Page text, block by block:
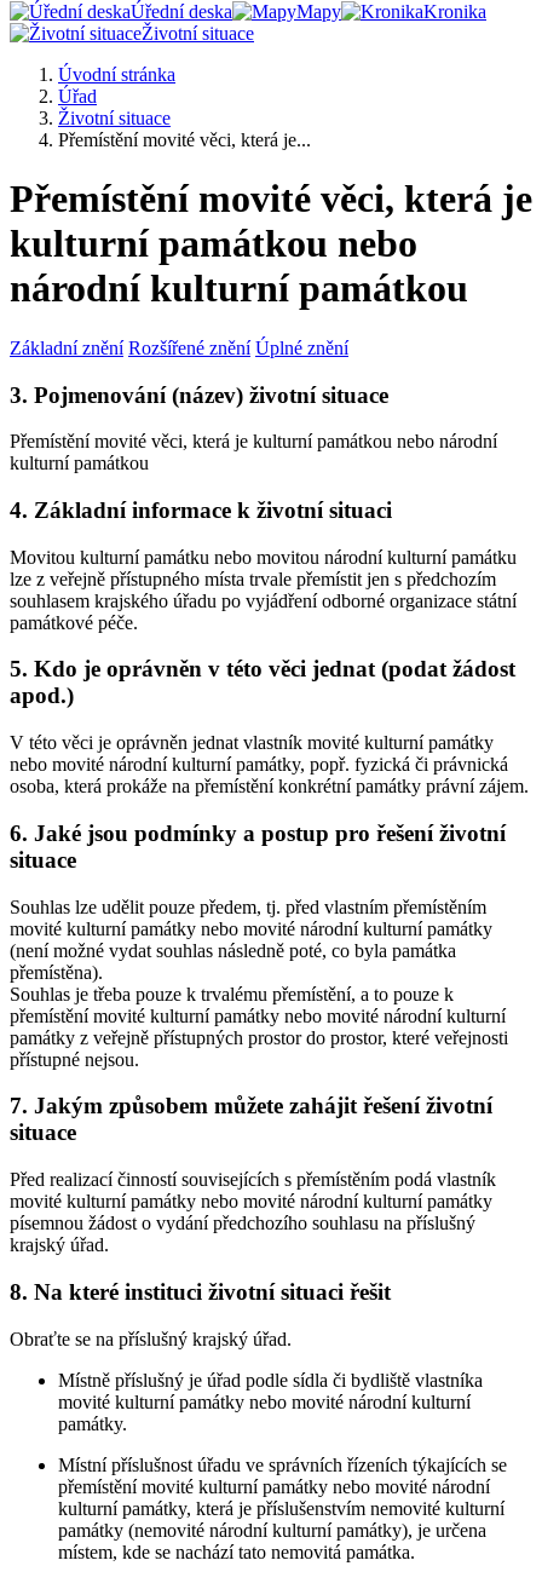
Úřední deska
Mapy
Kronika
Životní situace
Úvodní stránka
Úřad
Životní situace
Přemístění movité věci, která je...
Přemístění movité věci, která je
kulturní památkou nebo
národní kulturní památkou
Základní znění Rozšířené znění Úplné znění
3. Pojmenování (název) životní situace
Přemístění movité věci, která je kulturní památkou nebo národní
kulturní památkou
4. Základní informace k životní situaci
Movitou kulturní památku nebo movitou národní kulturní památku
lze z veřejně přístupného místa trvale přemístit jen s předchozím
souhlasem krajského úřadu po vyjádření odborné organizace státní
památkové péče.
5. Kdo je oprávněn v této věci jednat (podat žádost
apod.)
V této věci je oprávněn jednat vlastník movité kulturní památky
nebo movité národní kulturní památky, popř. fyzická či právnická
osoba, která prokáže na přemístění konkrétní památky právní zájem.
6. Jaké jsou podmínky a postup pro řešení životní
situace
Souhlas lze udělit pouze předem, tj. před vlastním přemístěním
movité kulturní památky nebo movité národní kulturní památky
(není možné vydat souhlas následně poté, co byla památka
přemístěna).
Souhlas je třeba pouze k trvalému přemístění, a to pouze k
přemístění movité kulturní památky nebo movité národní kulturní
památky z veřejně přístupných prostor do prostor, které veřejnosti
přístupné nejsou.
7. Jakým způsobem můžete zahájit řešení životní
situace
Před realizací činností souvisejících s přemístěním podá vlastník
movité kulturní památky nebo movité národní kulturní památky
písemnou žádost o vydání předchozího souhlasu na příslušný
krajský úřad.
8. Na které instituci životní situaci řešit
Obraťte se na příslušný krajský úřad.
Místně příslušný je úřad podle sídla či bydliště vlastníka
movité kulturní památky nebo movité národní kulturní
památky.
Místní příslušnost úřadu ve správních řízeních týkajících se
přemístění movité kulturní památky nebo movité národní
kulturní památky, která je příslušenstvím nemovité kulturní
památky (nemovité národní kulturní památky), je určena
místem, kde se nachází tato nemovitá památka.